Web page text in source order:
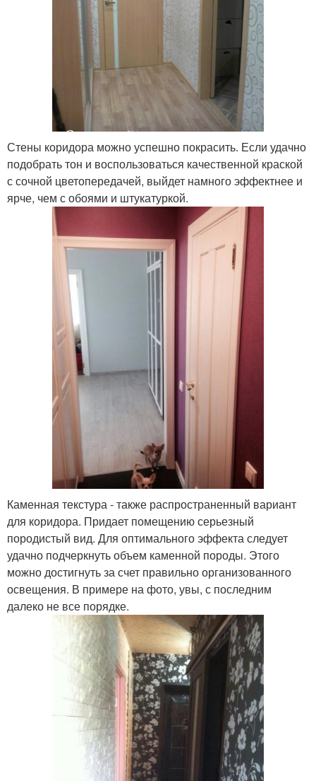
Стены коридора можно успешно покрасить. Если удачно
подобрать тон и воспользоваться качественной краской
с сочной цветопередачей, выйдет намного эффектнее и
ярче, чем с обоями и штукатуркой.
Каменная текстура - также распространенный вариант
для коридора. Придает помещению серьезный
породистый вид. Для оптимального эффекта следует
удачно подчеркнуть объем каменной породы. Этого
можно достигнуть за счет правильно организованного
освещения. В примере на фото, увы, с последним
далеко не все порядке.